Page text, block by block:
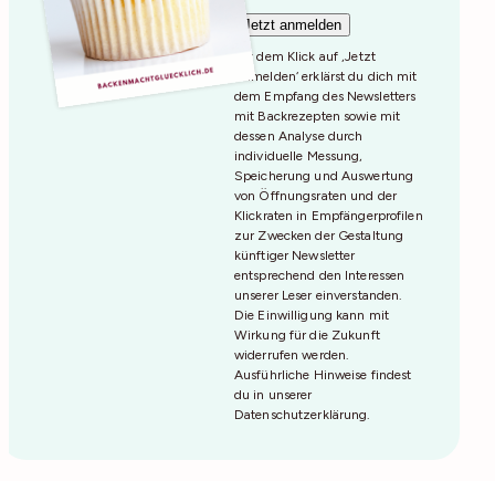
Mit dem Klick auf ‚Jetzt
Anmelden‘ erklärst du dich mit
dem Empfang des Newsletters
mit Backrezepten sowie mit
dessen Analyse durch
individuelle Messung,
Speicherung und Auswertung
von Öffnungsraten und der
Klickraten in Empfängerprofilen
zur Zwecken der Gestaltung
künftiger Newsletter
entsprechend den Interessen
unserer Leser einverstanden.
Die Einwilligung kann mit
Wirkung für die Zukunft
widerrufen werden.
Ausführliche Hinweise findest
du in unserer
Datenschutzerklärung.